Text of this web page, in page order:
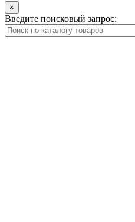
×
Введите поисковый запрос: